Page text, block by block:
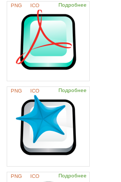
PNG ICO Подробнее
PNG ICO Подробнее
PNG ICO Подробнее